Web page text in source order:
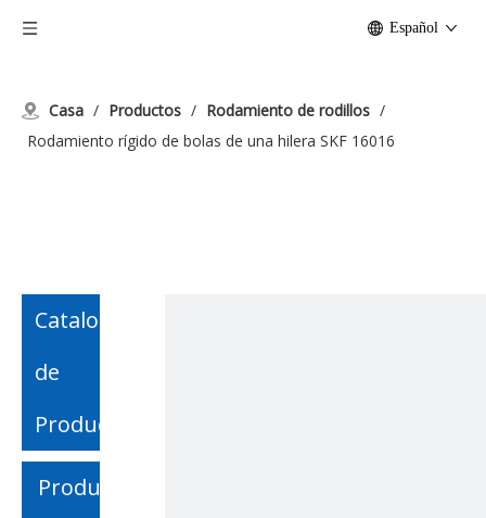
Español
Casa / Productos / Rodamiento de rodillos /
Rodamiento rígido de bolas de una hilera SKF 16016
Catalogo
de
Producto
Productos